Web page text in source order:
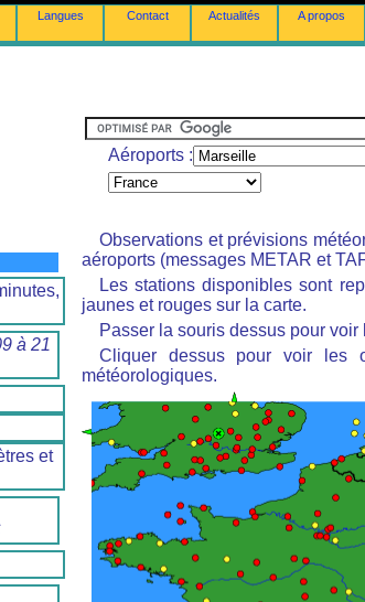
Langues Contact Actualités A propos
Aéroports :
à 21
et
Observations et prévisions
aéroports (messages METAR et
Les stations disponibles sont
jaunes et rouges sur la carte.
Passer la souris dessus pour voir
Cliquer dessus pour voir les
météorologiques.